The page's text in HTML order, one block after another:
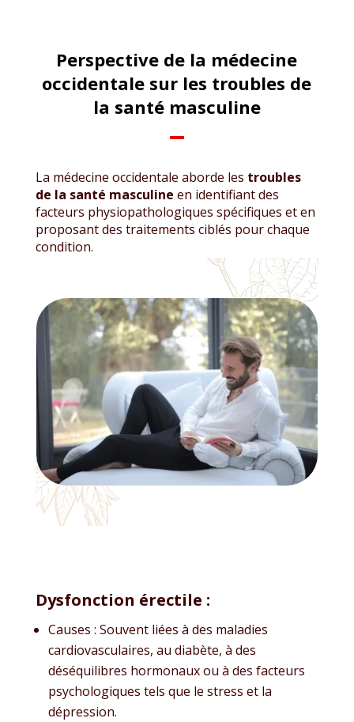
Perspective de la médecine
occidentale sur les troubles de
la santé masculine
La médecine occidentale aborde les troubles
de la santé masculine en identifiant des
facteurs physiopathologiques spécifiques et en
proposant des traitements ciblés pour chaque
condition.
Dysfonction érectile :
Causes : Souvent liées à des maladies
cardiovasculaires, au diabète, à des
déséquilibres hormonaux ou à des facteurs
psychologiques tels que le stress et la
dépression.